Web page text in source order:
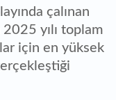
çalınan
yılı toplam
için en yüksek